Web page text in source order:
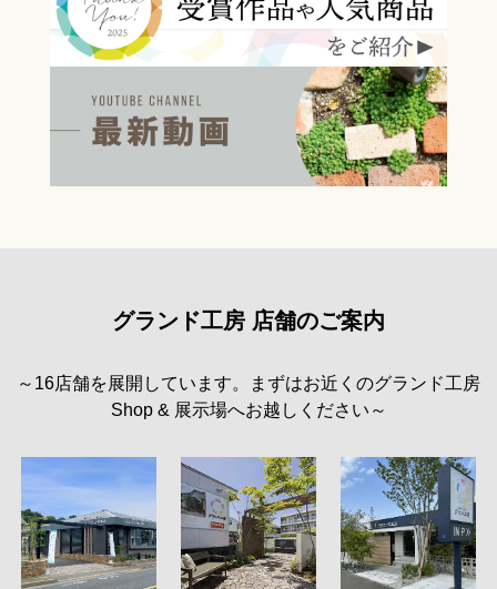
グランド工房 店舗のご案内
～16店舗を展開しています。まずはお近くのグランド工房
Shop & 展示場へお越しください～